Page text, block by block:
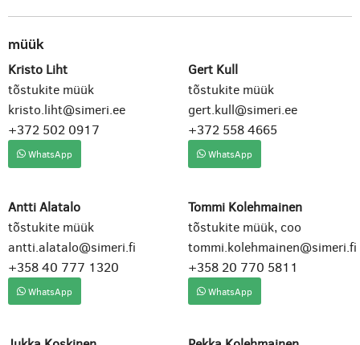
müük
Kristo Liht
tõstukite müük
kristo.liht@simeri.ee
+372 502 0917
WhatsApp
Gert Kull
tõstukite müük
gert.kull@simeri.ee
+372 558 4665
WhatsApp
Antti Alatalo
tõstukite müük
antti.alatalo@simeri.fi
+358 40 777 1320
WhatsApp
Tommi Kolehmainen
tõstukite müük, coo
tommi.kolehmainen@simeri.fi
+358 20 770 5811
WhatsApp